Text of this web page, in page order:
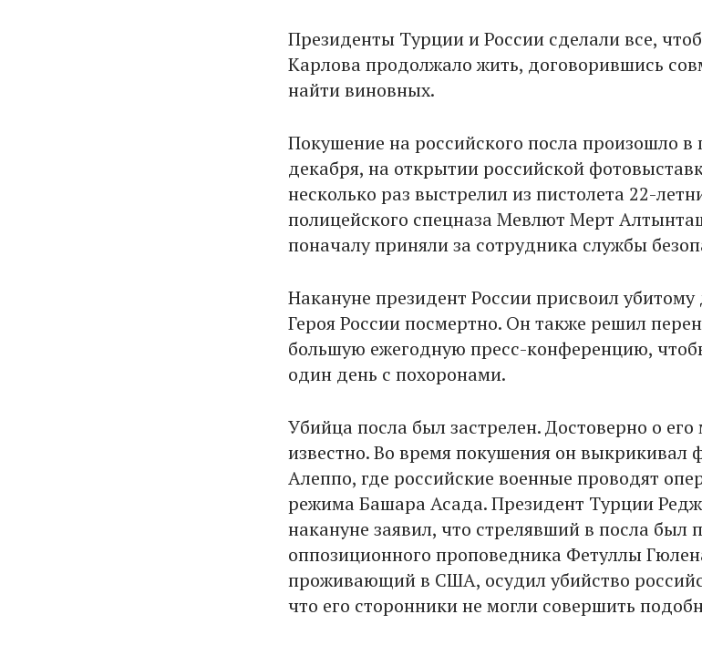
Президенты Турции и России сделали все,
Карлова продолжало жить, договорившись
найти виновных.
Покушение на российского посла произошло в
декабря, на открытии российской
несколько раз выстрелил из пистолета 22-
полицейского спецназа Мевлют Мерт
поначалу приняли за сотрудника службы
Накануне президент России присвоил
Героя России посмертно. Он также решил
большую ежегодную пресс-конференцию,
один день с похоронами.
Убийца посла был застрелен. Достоверно о его
известно. Во время покушения он выкрикивал
Алеппо, где российские военные проводят
режима Башара Асада. Президент Турции
накануне заявил, что стрелявший в посла был
оппозиционного проповедника Фетуллы
проживающий в США, осудил убийство
что его сторонники не могли совершить